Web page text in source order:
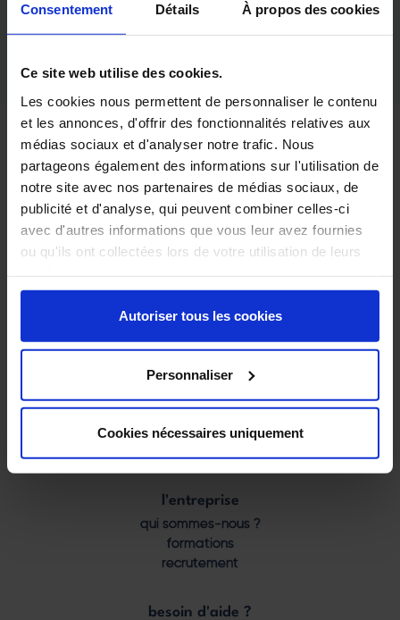
Consentement Détails À propos des cookies
Ce site web utilise des cookies.
Les cookies nous permettent de personnaliser le contenu
et les annonces, d'offrir des fonctionnalités relatives aux
médias sociaux et d'analyser notre trafic. Nous
partageons également des informations sur l'utilisation de
notre site avec nos partenaires de médias sociaux, de
publicité et d'analyse, qui peuvent combiner celles-ci
avec d'autres informations que vous leur avez fournies
ou qu'ils ont collectées lors de votre utilisation de leurs
Autoriser tous les cookies
Personnaliser
Cookies nécessaires uniquement
205 rue de la Cigogne
38530 Barraux
Footer
nos produits
poêles
foyers
cuisinières
l'entreprise
qui sommes-nous ?
formations
recrutement
besoin d'aide ?